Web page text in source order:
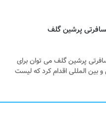
پرشین گلف
پرشین گلف می توان برای
بین المللی اقدام کرد که لیست